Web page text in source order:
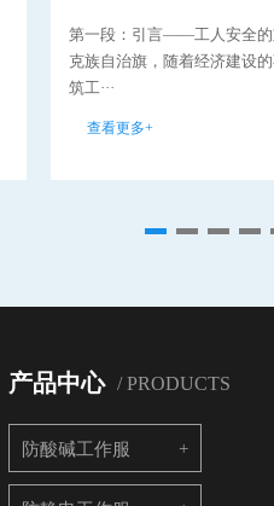
第一段：引言——工人安全的
克族自治旗，随着经济建设
筑工···
查看更多+
产品中心 / PRODUCTS
防酸碱工作服